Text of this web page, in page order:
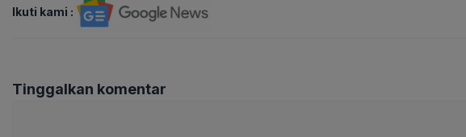
Ikuti kami :
Tinggalkan komentar